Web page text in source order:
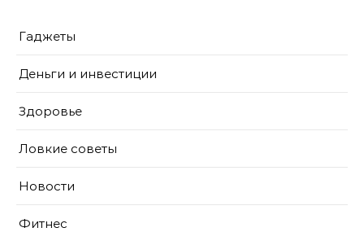
Гаджеты
Деньги и инвестиции
Здоровье
Ловкие советы
Новости
Фитнес